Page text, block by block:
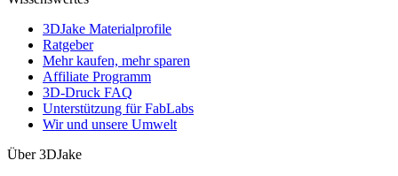
3DJake Materialprofile
Ratgeber
Mehr kaufen, mehr sparen
Affiliate Programm
3D-Druck FAQ
Unterstützung für FabLabs
Wir und unsere Umwelt
Über 3DJake